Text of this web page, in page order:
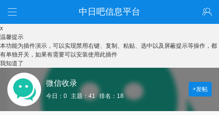
中日吧信息平台
x
温馨提示
本功能为插件演示，可以实现禁用右键、复制、粘贴、选中以及屏蔽提示等操作，都
有单独开关，如果有需要可以安装使用此插件
我知道了
微信收录
今日：0 主题：41 排名：18
+发帖